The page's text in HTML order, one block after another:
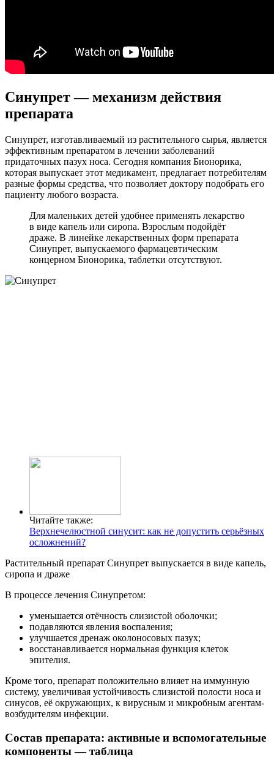
Синупрет — механизм действия
препарата
Синупрет, изготавливаемый из растительного сырья, является
эффективным препаратом в лечении заболеваний
придаточных пазух носа. Сегодня компания Бионорика,
которая выпускает этот медикамент, предлагает потребителям
разные формы средства, что позволяет доктору подобрать его
пациенту любого возраста.
Для маленьких детей удобнее применять лекарство
в виде капель или сиропа. Взрослым подойдёт
драже. В линейке лекарственных форм препарата
Синупрет, выпускаемого фармацевтическим
концерном Бионорика, таблетки отсутствуют.
Читайте также:
Верхнечелюстной синусит: как не допустить серьёзных
осложнений?
Растительный препарат Синупрет выпускается в виде капель,
сиропа и драже
В процессе лечения Синупретом:
уменьшается отёчность слизистой оболочки;
подавляются явления воспаления;
улучшается дренаж околоносовых пазух;
восстанавливается нормальная функция клеток
эпителия.
Кроме того, препарат положительно влияет на иммунную
систему, увеличивая устойчивость слизистой полости носа и
синусов, её окружающих, к вирусным и микробным агентам-
возбудителям инфекции.
Состав препарата: активные и вспомогательные
компоненты — таблица